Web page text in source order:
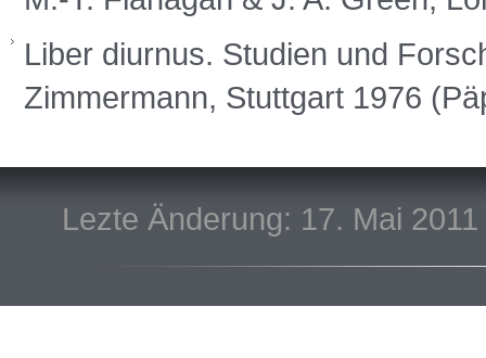
Liber diurnus. Studien und
Zimmermann, Stuttgart 1976
Lezte Änderung: 17. Mai